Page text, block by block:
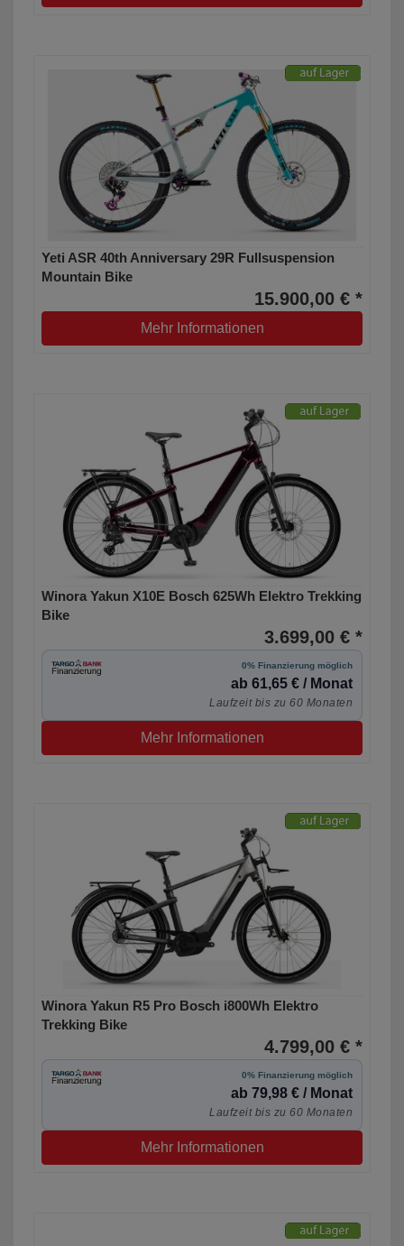
Yeti ASR 40th Anniversary 29R Fullsuspension
Mountain Bike
15.900,00 € *
Mehr Informationen
Winora Yakun X10E Bosch 625Wh Elektro Trekking
Bike
3.699,00 € *
0% Finanzierung möglich
ab 61,65 € / Monat
Laufzeit bis zu 60 Monaten
Mehr Informationen
Winora Yakun R5 Pro Bosch i800Wh Elektro
Trekking Bike
4.799,00 € *
0% Finanzierung möglich
ab 79,98 € / Monat
Laufzeit bis zu 60 Monaten
Mehr Informationen